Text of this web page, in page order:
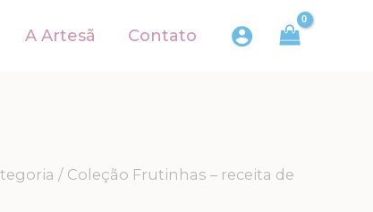
A Artesã Contato
/ Coleção Frutinhas – receita de